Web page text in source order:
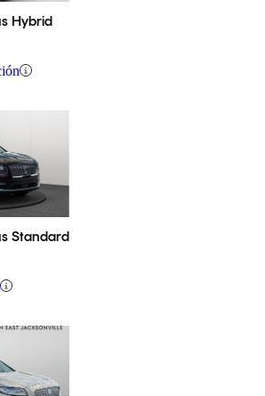
Hybrid
Standard